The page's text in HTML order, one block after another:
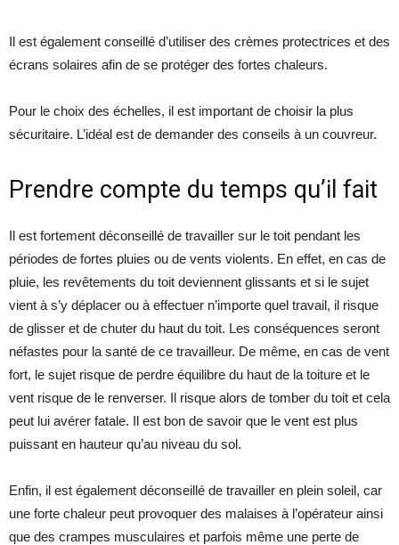
Il est également conseillé d’utiliser des crèmes protectrices et des
écrans solaires afin de se protéger des fortes chaleurs.
Pour le choix des échelles, il est important de choisir la plus
sécuritaire. L’idéal est de demander des conseils à un couvreur.
Prendre compte du temps qu’il fait
Il est fortement déconseillé de travailler sur le toit pendant les
périodes de fortes pluies ou de vents violents. En effet, en cas de
pluie, les revêtements du toit deviennent glissants et si le sujet
vient à s’y déplacer ou à effectuer n’importe quel travail, il risque
de glisser et de chuter du haut du toit. Les conséquences seront
néfastes pour la santé de ce travailleur. De même, en cas de vent
fort, le sujet risque de perdre équilibre du haut de la toiture et le
vent risque de le renverser. Il risque alors de tomber du toit et cela
peut lui avérer fatale. Il est bon de savoir que le vent est plus
puissant en hauteur qu’au niveau du sol.
Enfin, il est également déconseillé de travailler en plein soleil, car
une forte chaleur peut provoquer des malaises à l’opérateur ainsi
que des crampes musculaires et parfois même une perte de